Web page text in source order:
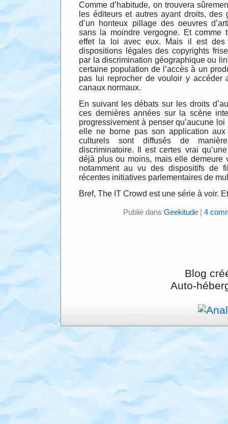
Comme d’habitude, on trouvera
les éditeurs et autres ayant droits, des
d’un honteux pillage des oeuvres
sans la moindre vergogne. Et comme
effet la loi avec eux. Mais il est des
dispositions légales des copyrights
par la discrimination géographique ou
certaine population de l’accès à un
pas lui reprocher de vouloir y accéder
canaux normaux.
En suivant les débats sur les droits
ces dernières années sur la scène
progressivement à penser qu’aucune
elle ne borne pas son application
culturels sont diffusés de
discriminatoire. Il est certes vrai
déjà plus ou moins, mais elle demeure
notamment au vu des dispositifs de
récentes initiatives parlementaires de
Bref, The IT Crowd est une série à voir.
Publié dans Geekitude| 4
Blog
Auto-